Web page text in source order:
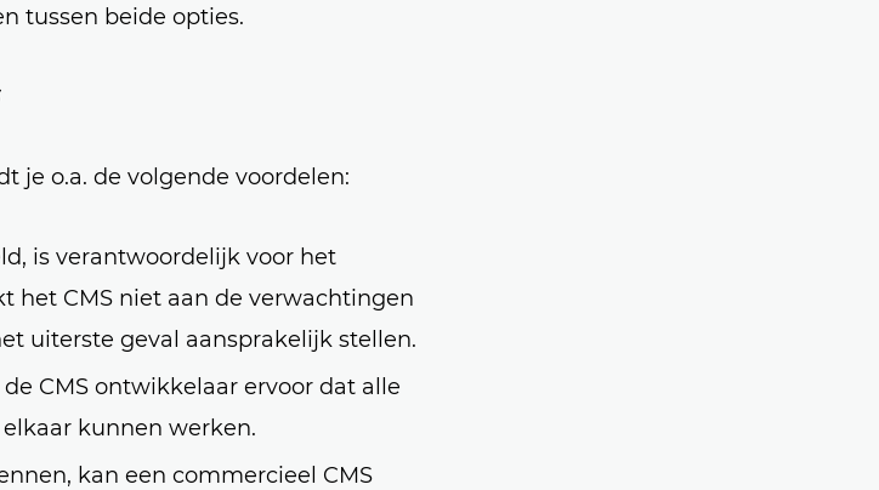
tussen beide opties.
je o.a. de volgende voordelen:
is verantwoordelijk voor het
het CMS niet aan de verwachtingen
uiterste geval aansprakelijk stellen.
CMS ontwikkelaar ervoor dat alle
kunnen werken.
kan een commercieel CMS